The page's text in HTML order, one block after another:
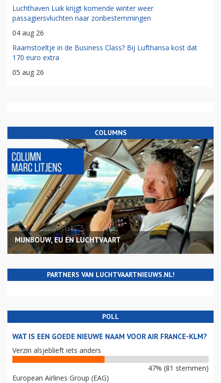
Luchthaven Luik krijgt komende winter weer
passagiersvluchten naar zonbestemmingen
04 aug 26
Raamstoeltje in de Business Class? Bij Lufthansa kost dat
170 euro extra
05 aug 26
COLUMNS
MIJNBOUW, EU EN LUCHTVAART
PARTNERS VAN LUCHTVAARTNIEUWS.NL!
POLL
WAT IS EEN GOEDE NIEUWE NAAM VOOR AIR FRANCE-KLM?
Verzin alsjeblieft iets anders
47% (81 stemmen)
European Airlines Group (EAG)